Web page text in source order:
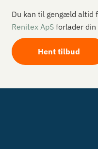
Du kan til gengæld altid
Renitex ApS forlader din
Hent tilbud